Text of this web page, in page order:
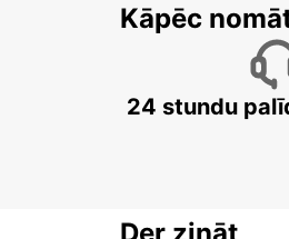
Kāpēc
24 stundu